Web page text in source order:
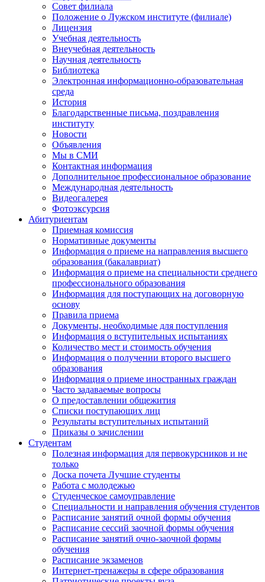
Совет филиала
Положение о Лужском институте (филиале)
Лицензия
Учебная деятельность
Внеучебная деятельность
Научная деятельность
Библиотека
Электронная информационно-образовательная
среда
История
Благодарственные письма, поздравления
институту
Новости
Объявления
Мы в СМИ
Контактная информация
Дополнительное профессиональное образование
Международная деятельность
Видеогалерея
Фотоэксурсия
Абитуриентам
Приемная комиссия
Нормативные документы
Информация о приеме на направления высшего
образования (бакалавриат)
Информация о приеме на специальности среднего
профессионального образования
Информация для поступающих на договорную
основу
Правила приема
Документы, необходимые для поступления
Информация о вступительных испытаниях
Количество мест и стоимость обучения
Информация о получении второго высшего
образования
Информация о приеме иностранных граждан
Часто задаваемые вопросы
О предоставлении общежития
Списки поступающих лиц
Результаты вступительных испытаний
Приказы о зачислении
Студентам
Полезная информация для первокурсников и не
только
Доска почета Лучшие студенты
Работа с молодежью
Студенческое самоуправление
Специальности и направления обучения студентов
Расписание занятий очной формы обучения
Расписание сессий заочной формы обучения
Расписание занятий очно-заочной формы
обучения
Расписание экзаменов
Интернет-тренажеры в сфере образования